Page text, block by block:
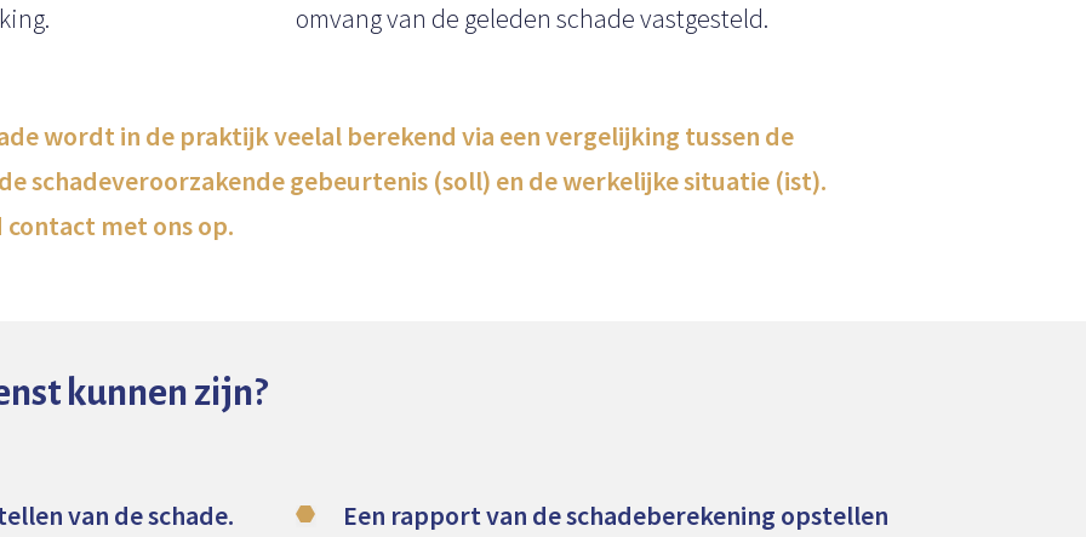
omvang van de geleden schade vastgesteld.
wordt in de praktijk veelal berekend via een vergelijking tussen de
schadeveroorzakende gebeurtenis (soll) en de werkelijke situatie (ist).
met ons op.
kunnen zijn?
van de schade.
Een rapport van de schadeberekening opstellen